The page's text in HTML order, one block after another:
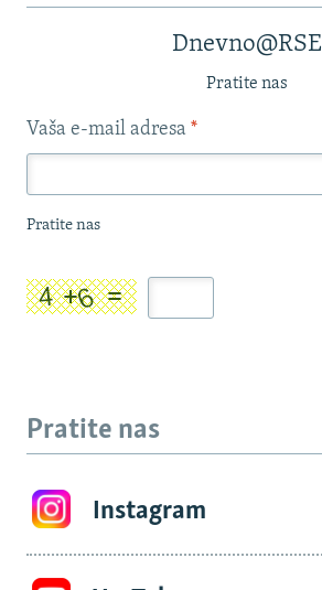
Dnevno@RSE
Pratite nas
Vaša e-mail adresa *
Pratite nas
Pratite nas
Instagram